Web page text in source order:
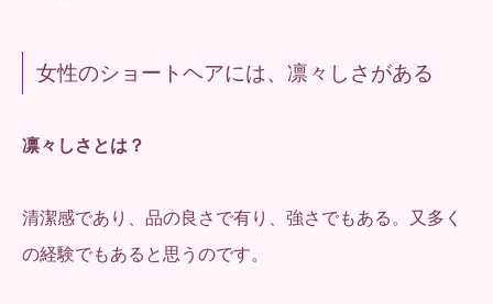
女性のショートヘアには、凛々しさがある
凛々しさとは？
清潔感であり、品の良さで有り、強さでもある。又多く
の経験でもあると思うのです。